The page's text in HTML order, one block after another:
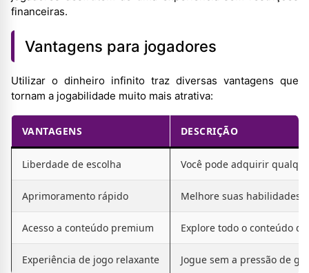
financeiras.
Vantagens para jogadores
Utilizar o dinheiro infinito traz diversas vantagens que
tornam a jogabilidade muito mais atrativa:
VANTAGENS DESCRIÇÃO
Liberdade de escolha Você pode adquirir
Aprimoramento rápido Melhore suas habilidades
Acesso a conteúdo premium Explore todo o conteúdo
Experiência de jogo relaxante Jogue sem a pressão de